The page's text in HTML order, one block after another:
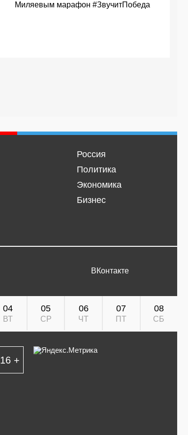
Миляевым марафон #ЗвучитПобеда
Россия
Политика
Экономика
Бизнес
ВКонтакте
04
ВТ
05
СР
06
ЧТ
07
ПТ
08
СБ
16 +